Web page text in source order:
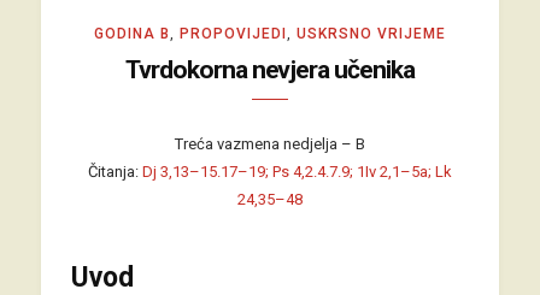
GODINA B PROPOVIJEDI USKRSNO VRIJEME
Tvrdokorna nevjera učenika
Treća vazmena nedjelja – B
Čitanja: Dj 3,13–15.17–19; Ps 4,2.4.7.9; 1Iv 2,1–5a; Lk
24,35–48
Uvod